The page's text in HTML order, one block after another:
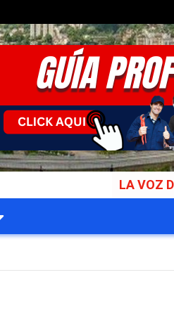
LA VOZ DEL TUY